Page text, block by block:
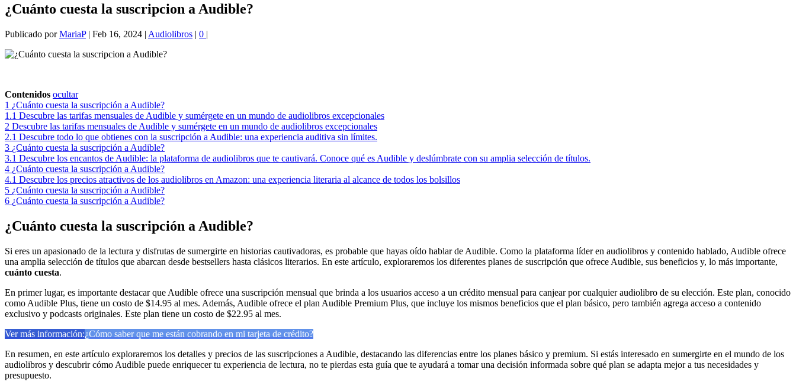
¿Cuánto cuesta la suscripcion a Audible?
Publicado porMariaP| Feb 16, 2024 | Audiolibros | 0 |
Contenidos ocultar
1 ¿Cuánto cuesta la suscripción a Audible?
1.1 Descubre las tarifas mensuales de Audible y sumérgete en un mundo de audiolibros excepcionales
2 Descubre las tarifas mensuales de Audible y sumérgete en un mundo de audiolibros excepcionales
2.1 Descubre todo lo que obtienes con la suscripción a Audible: una experiencia auditiva sin límites.
3 ¿Cuánto cuesta la suscripción a Audible?
3.1 Descubre los encantos de Audible: la plataforma de audiolibros que te cautivará. Conoce qué es Audible y deslúmbrate con su amplia selección de títulos.
4 ¿Cuánto cuesta la suscripción a Audible?
4.1 Descubre los precios atractivos de los audiolibros en Amazon: una experiencia literaria al alcance de todos los bolsillos
5 ¿Cuánto cuesta la suscripción a Audible?
6 ¿Cuánto cuesta la suscripción a Audible?
¿Cuánto cuesta la suscripción a Audible?
Si eres un apasionado de la lectura y disfrutas de sumergirte en historias cautivadoras, es probable que hayas oído hablar de Audible. Como la plataforma líder en audiolibros y contenido hablado, Audible ofrece
una amplia selección de títulos que abarcan desde bestsellers hasta clásicos literarios. En este artículo, exploraremos los diferentes planes de suscripción que ofrece Audible, sus beneficios y, lo más importante,
cuánto cuesta.
En primer lugar, es importante destacar que Audible ofrece una suscripción mensual que brinda a los usuarios acceso a un crédito mensual para canjear por cualquier audiolibro de su elección. Este plan, conocido
como Audible Plus, tiene un costo de $14.95 al mes. Además, Audible ofrece el plan Audible Premium Plus, que incluye los mismos beneficios que el plan básico, pero también agrega acceso a contenido
exclusivo y podcasts originales. Este plan tiene un costo de $22.95 al mes.
Ver más información:¿Cómo saber que me están cobrando en mi tarjeta de crédito?
En resumen, en este artículo exploraremos los detalles y precios de las suscripciones a Audible, destacando las diferencias entre los planes básico y premium. Si estás interesado en sumergirte en el mundo de los
audiolibros y descubrir cómo Audible puede enriquecer tu experiencia de lectura, no te pierdas esta guía que te ayudará a tomar una decisión informada sobre qué plan se adapta mejor a tus necesidades y
presupuesto.